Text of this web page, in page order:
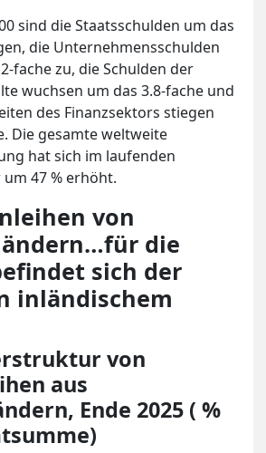
sind die Staatsschulden um das
die Unternehmensschulden
fache zu, die Schulden der
wuchsen um das 3.8-fache und
des Finanzsektors stiegen
Die gesamte weltweite
hat sich im laufenden
47 % erhöht.
von
die
sich der
inländischem
von
aus
Ende 2025 ( %